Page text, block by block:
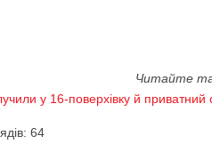
Читайте
у 16-поверхівку й
64